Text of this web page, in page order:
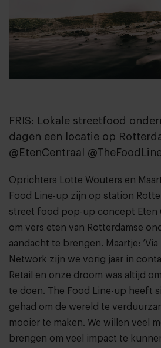
FRIS: Lokale streetfood
dagen een locatie op
@EtenCentraal
Oprichters Lotte Wouters en
Food Line-up zijn op station
street food pop-up concept Eten
om vers eten van Rotterdamse
aandacht te brengen. Maartje: ‘Via
Network zijn we vorig jaar in
Retail
en onze droom was altijd
te doen. The Food Line-up heeft
gehad om de wereld te
mooier te maken. We willen veel
brengen om veel impact te